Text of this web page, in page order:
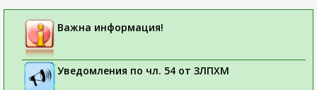
Важна информация!
Уведомления по чл. 54 от ЗЛПХМ